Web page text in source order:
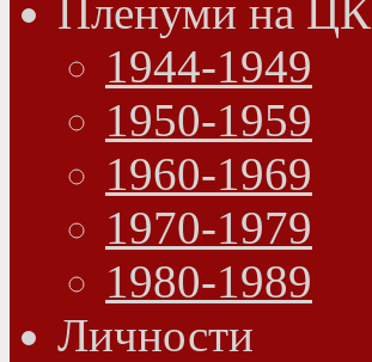
Пленуми на ЦК
1944-1949
1950-1959
1960-1969
1970-1979
1980-1989
Личности